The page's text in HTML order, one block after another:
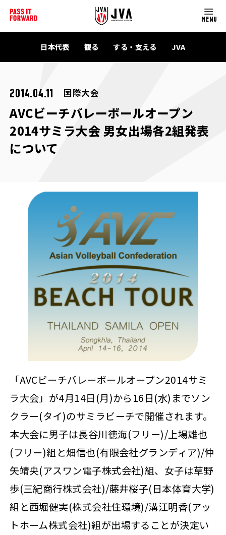
MENU
日本代表 観る する・支える JVA
2014.04.11 国際大会
AVCビーチバレーボールオープン
2014サミラ大会 男女出場各2組発表
について
「AVCビーチバレーボールオープン2014サミ
ラ大会」が4月14日(月)から16日(水)までソン
クラー(タイ)のサミラビーチで開催されます。
本大会に男子は長谷川徳海(フリー)/上場雄也
(フリー)組と畑信也(有限会社グランディア)/仲
矢靖央(アスワン電子株式会社)組、女子は草野
歩(三紀商行株式会社)/藤井桜子(日本体育大学)
組と西堀健実(株式会社住環境)/溝江明香(アッ
トホーム株式会社)組が出場することが決定い